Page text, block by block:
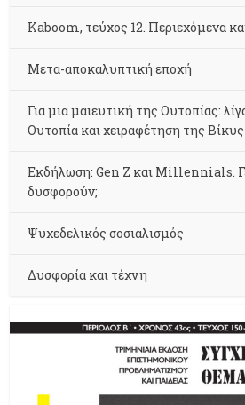
Kaboom, τεύχος 12. Περιεχόμενα
Μετα-αποκαλυπτική εποχή
Για μια μαιευτική της Ουτοπίας:
Ουτοπία και χειραφέτηση της
Εκδήλωση: Gen Z και Millennials.
δυσφορούν;
Ψυχεδελικός σοσιαλισμός
Δυσφορία και τέχνη